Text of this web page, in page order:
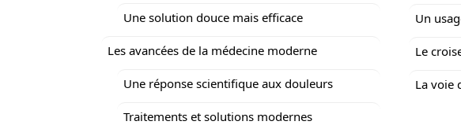
Une solution douce mais efficace
Les avancées de la médecine moderne
Une réponse scientifique aux douleurs
Traitements et solutions modernes
Un
Le
La voie